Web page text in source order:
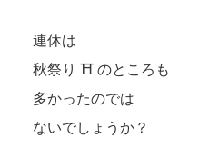
連休は
秋祭り ⛩ のところも
多かったのでは
ないでしょうか？